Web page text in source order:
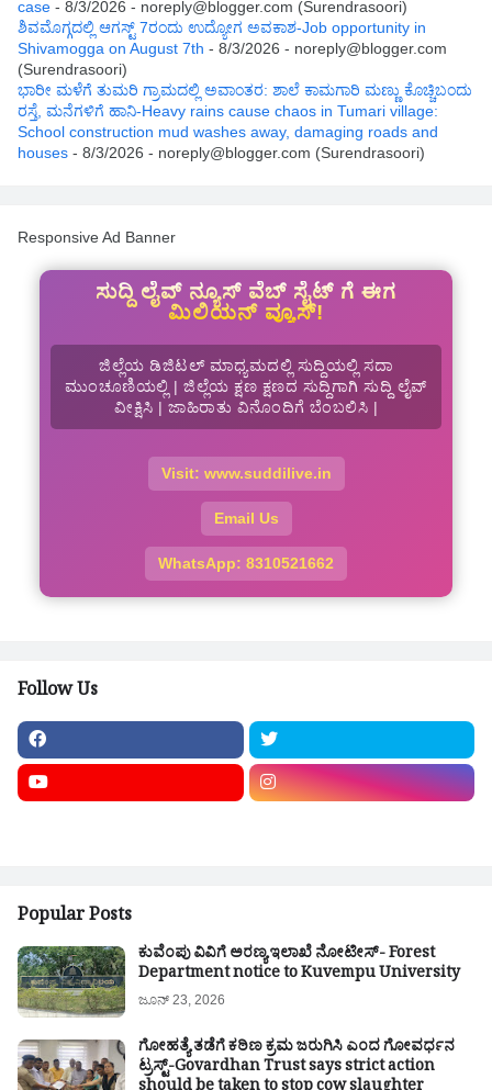
case - 8/3/2026 - noreply@blogger.com (Surendrasoori)
ಶಿವಮೊಗ್ಗದಲ್ಲಿ ಆಗಸ್ಟ್ 7ರಂದು ಉದ್ಯೋಗ ಅವಕಾಶ-Job opportunity in
Shivamogga on August 7th - 8/3/2026 - noreply@blogger.com
(Surendrasoori)
ಭಾರೀ ಮಳೆಗೆ ತುಮರಿ ಗ್ರಾಮದಲ್ಲಿ ಅವಾಂತರ: ಶಾಲೆ ಕಾಮಗಾರಿ ಮಣ್ಣು ಕೊಚ್ಚಿಬಂದು
ರಸ್ತೆ, ಮನೆಗಳಿಗೆ ಹಾನಿ-Heavy rains cause chaos in Tumari village:
School construction mud washes away, damaging roads and
houses - 8/3/2026 - noreply@blogger.com (Surendrasoori)
Responsive Ad Banner
ಸುದ್ದಿ ಲೈವ್ ನ್ಯೂಸ್ ವೆಬ್ ಸೈಟ್ ಗೆ ಈಗ
ಮಿಲಿಯನ್ ವ್ಯೂಸ್!
ಜಿಲ್ಲೆಯ ಡಿಜಿಟಲ್ ಮಾಧ್ಯಮದಲ್ಲಿ ಸುದ್ದಿಯಲ್ಲಿ ಸದಾ
ಮುಂಚೂಣಿಯಲ್ಲಿ | ಜಿಲ್ಲೆಯ ಕ್ಷಣ ಕ್ಷಣದ ಸುದ್ದಿಗಾಗಿ ಸುದ್ದಿ ಲೈವ್
ವೀಕ್ಷಿಸಿ | ಜಾಹಿರಾತು ವಿನೊಂದಿಗೆ ಬೆಂಬಲಿಸಿ |
Visit: www.suddilive.in
Email Us
WhatsApp: 8310521662
Follow Us
Popular Posts
ಕುವೆಂಪು ವಿವಿಗೆ ಅರಣ್ಯ ಇಲಾಖೆ ನೋಟೀಸ್- Forest
Department notice to Kuvempu University
ಜೂನ್ 23, 2026
ಗೋಹತ್ಯೆ ತಡೆಗೆ ಕಠಿಣ ಕ್ರಮ ಜರುಗಿಸಿ ಎಂದ ಗೋವರ್ಧನ
ಟ್ರಸ್ಟ್-Govardhan Trust says strict action